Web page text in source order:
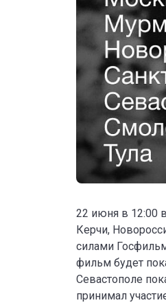
22 июня в 12:00
Керчи,
силами
фильм будет
Севастополе
принимал